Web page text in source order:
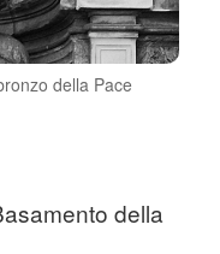
della Pace
della